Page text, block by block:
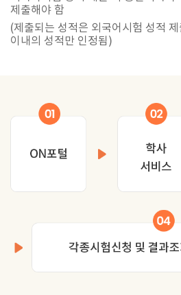
제출해야 함
(제출되는 성적은 외국어시험 성적
이내의 성적만 인정됨)